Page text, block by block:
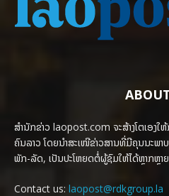
ສຳນັກຂ່າວ laopost.com ຈະສ້າງໂຕເອງໃ
ຄົນລາວ ໂດຍນຳສະເໜີຂ່າວສານທີ່ມີຄຸນນະພາ
ພັກ-ລັດ, ເປັນປະໂຫຍດຕໍ່ຜູ້ຊົມໃຫ້ໄດ້ຫຼາກຫຼ
Contact us: laopost@rdkgroup.la